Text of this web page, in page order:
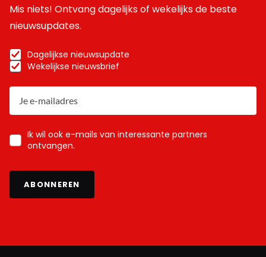
Mis niets! Ontvang dagelijks of wekelijks de beste
nieuwsupdates.
Dagelijkse nieuwsupdate
Wekelijkse nieuwsbrief
Ik wil ook e-mails van interessante partners
ontvangen.
ABONNEREN